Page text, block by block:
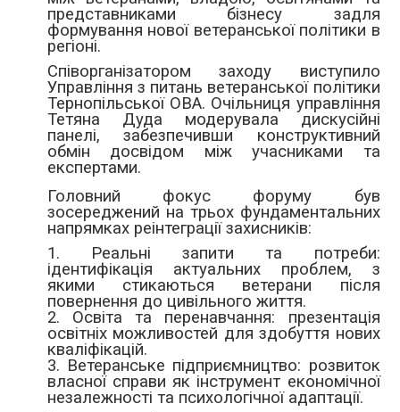
представниками бізнесу задля
формування нової ветеранської політики в
регіоні.
Співорганізатором заходу виступило
Управління з питань ветеранської політики
Тернопільської ОВА. Очільниця управління
Тетяна Дуда модерувала дискусійні
панелі, забезпечивши конструктивний
обмін досвідом між учасниками та
експертами.
Головний фокус форуму був
зосереджений на трьох фундаментальних
напрямках реінтеграції захисників:
1. Реальні запити та потреби:
ідентифікація актуальних проблем, з
якими стикаються ветерани після
повернення до цивільного життя.
2. Освіта та перенавчання: презентація
освітніх можливостей для здобуття нових
кваліфікацій.
3. Ветеранське підприємництво: розвиток
власної справи як інструмент економічної
незалежності та психологічної адаптації.